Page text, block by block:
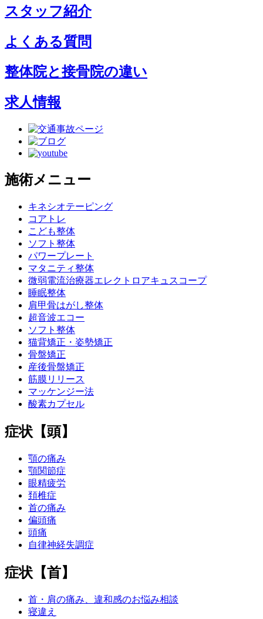
スタッフ紹介
よくある質問
整体院と接骨院の違い
求人情報
施術メニュー
キネシオテーピング
コアトレ
こども整体
ソフト整体
パワープレート
マタニティ整体
微弱電流治療器エレクトロアキュスコープ
睡眠整体
肩甲骨はがし整体
超音波エコー
ソフト整体
猫背矯正・姿勢矯正
骨盤矯正
産後骨盤矯正
筋膜リリース
マッケンジー法
酸素カプセル
症状【頭】
顎の痛み
顎関節症
眼精疲労
頚椎症
首の痛み
偏頭痛
頭痛
自律神経失調症
症状【首】
首・肩の痛み、違和感のお悩み相談
寝違え